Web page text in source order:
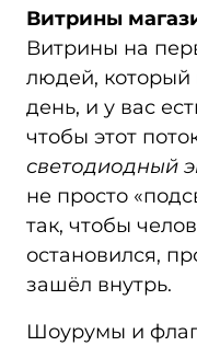
Витрины
Витрины на
людей,
день, и у вас
чтобы этот
светодиодный
не просто
так, чтобы
остановился,
зашёл внутрь.
Шоурумы и